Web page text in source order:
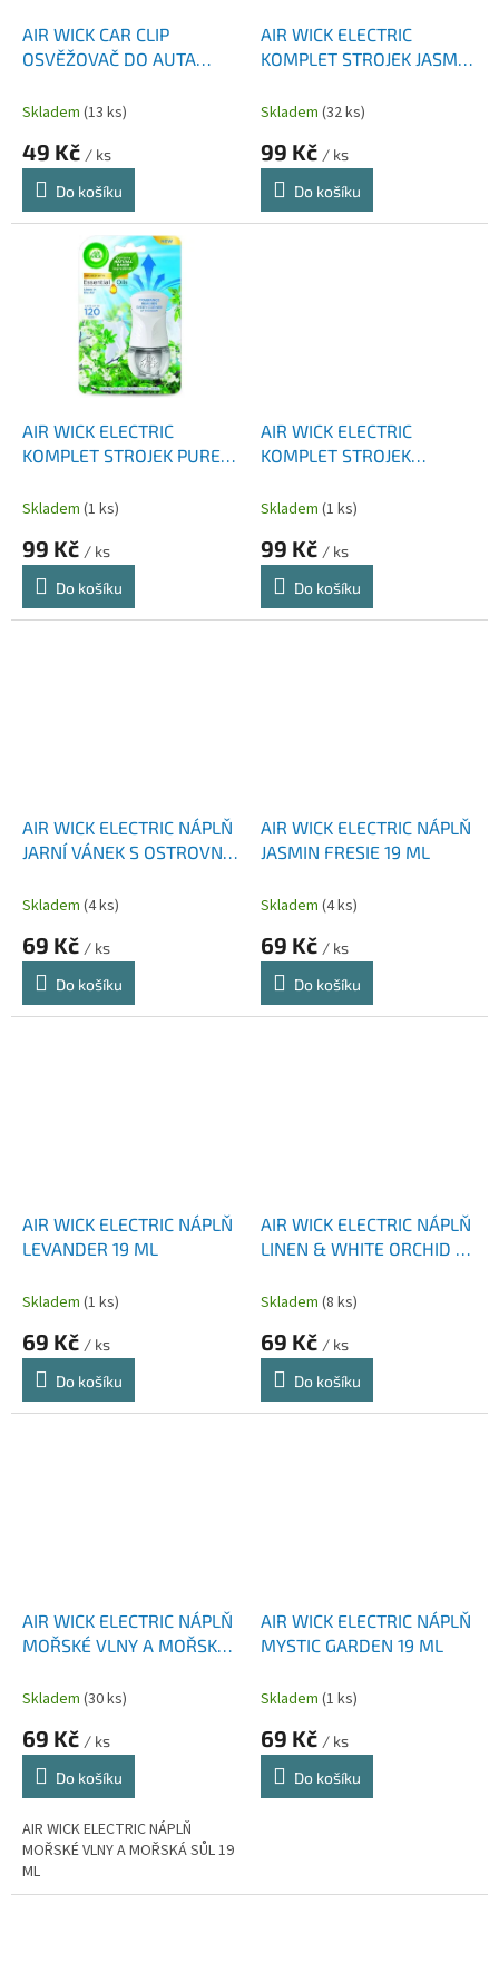
AIR WICK CAR CLIP
OSVĚŽOVAČ DO AUTA
Skladem (13 ks)
49 Kč / ks
Do košíku
AIR WICK ELECTRIC
KOMPLET STROJEK JASMÍN
Skladem (32 ks)
99 Kč / ks
Do košíku
AIR WICK ELECTRIC
KOMPLET STROJEK PURE
Skladem (1 ks)
99 Kč / ks
Do košíku
AIR WICK ELECTRIC
KOMPLET STROJEK
Skladem (1 ks)
99 Kč / ks
Do košíku
AIR WICK ELECTRIC NÁPLŇ
JARNÍ VÁNEK S OSTROVNÍ
Skladem (4 ks)
69 Kč / ks
Do košíku
AIR WICK ELECTRIC NÁPLŇ
JASMIN FRESIE 19 ML
Skladem (4 ks)
69 Kč / ks
Do košíku
AIR WICK ELECTRIC NÁPLŇ
LEVANDER 19 ML
Skladem (1 ks)
69 Kč / ks
Do košíku
AIR WICK ELECTRIC NÁPLŇ
LINEN & WHITE ORCHID 19
Skladem (8 ks)
69 Kč / ks
Do košíku
AIR WICK ELECTRIC NÁPLŇ
MOŘSKÉ VLNY A MOŘSKÁ
Skladem (30 ks)
69 Kč / ks
Do košíku
AIR WICK ELECTRIC NÁPLŇ
MOŘSKÉ VLNY A MOŘSKÁ SŮL 19
ML
AIR WICK ELECTRIC NÁPLŇ
MYSTIC GARDEN 19 ML
Skladem (1 ks)
69 Kč / ks
Do košíku